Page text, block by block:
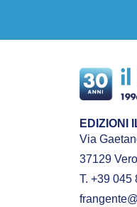
EDIZIONI
Via
37129
T. +39 045